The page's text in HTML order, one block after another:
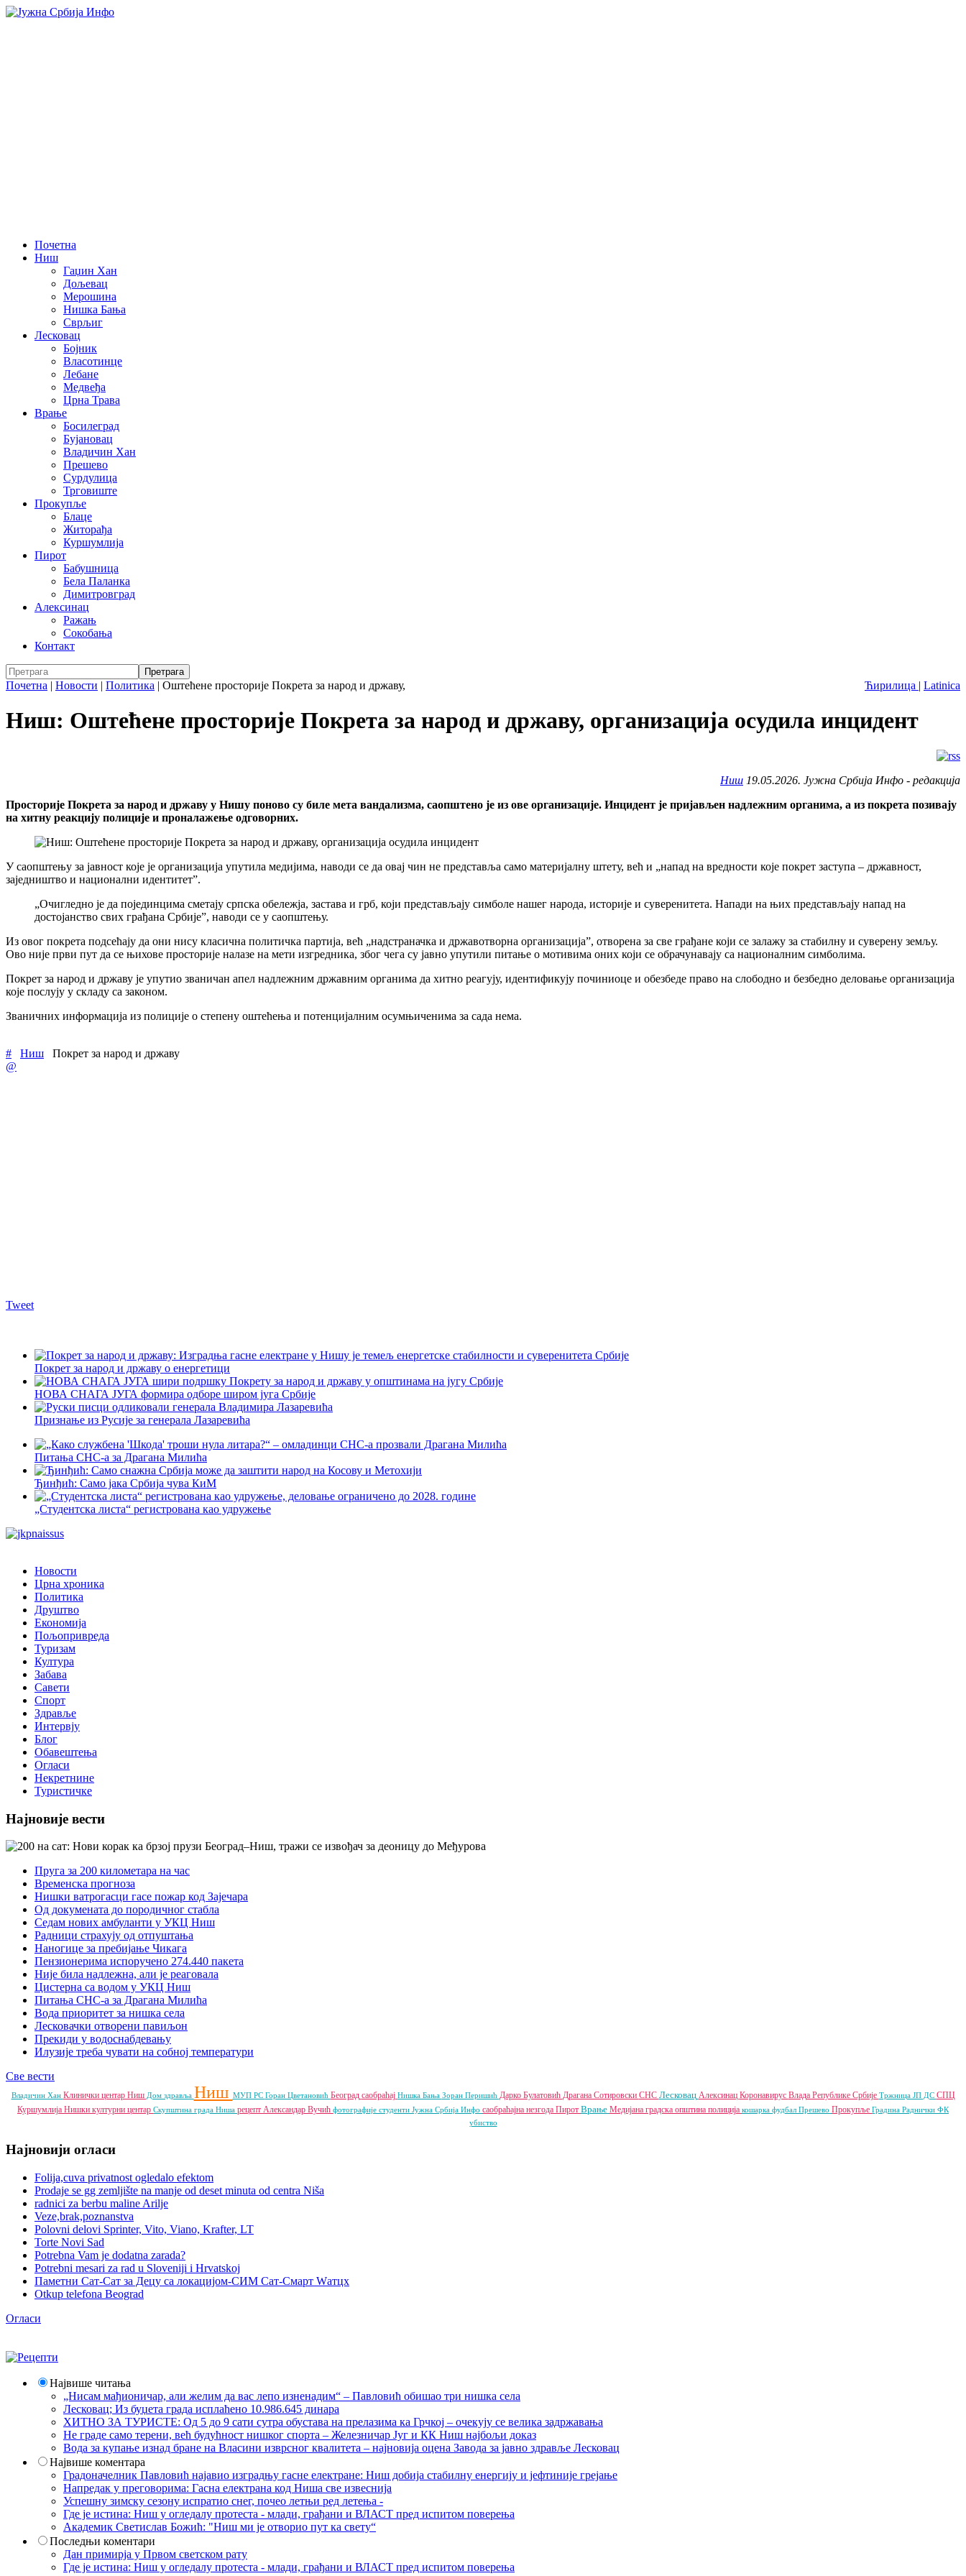
Почетна
Ниш
Гаџин Хан
Дољевац
Мерошина
Нишка Бања
Сврљиг
Лесковац
Бојник
Власотинце
Лебане
Медвеђа
Црна Трава
Врање
Босилеград
Бујановац
Владичин Хан
Прешево
Сурдулица
Трговиште
Прокупље
Блаце
Житорађа
Куршумлија
Пирот
Бабушница
Бела Паланка
Димитровград
Алексинац
Ражањ
Сокобања
Контакт
Ћирилица | Latinica
Почетна | Новости | Политика | Оштећене просторије Покрета за народ и државу,
Ниш: Оштећене просторије Покрета за народ и државу, организација осудила инцидент
Ниш 19.05.2026. Јужна Србија Инфо - редакција
Просторије Покрета за народ и државу у Нишу поново су биле мета вандализма, саопштено је из ове организације. Инцидент је пријављен надлежним органима, а из покрета позивају
на хитну реакцију полиције и проналажење одговорних.
У саопштењу за јавност које је организација упутила медијима, наводи се да овај чин не представља само материјалну штету, већ и „напад на вредности које покрет заступа – државност,
заједништво и национални идентитет”.
„Очигледно је да појединцима сметају српска обележја, застава и грб, који представљају симболе нашег народа, историје и суверенитета. Напади на њих представљају напад на
достојанство свих грађана Србије”, наводи се у саопштењу.
Из овог покрета подсећају да они нису класична политичка партија, већ „надстраначка и државотворна организација”, отворена за све грађане који се залажу за стабилну и суверену земљу.
Ово није први пут да се њихове просторије налазе на мети изгредника, због чега су јавно упутили питање о мотивима оних који се обрачунавају са националним симболима.
Покрет за народ и државу је упутио званичан апел надлежним државним органима да хитно реагују, идентификују починиоце и обезбеде право на слободно и безбедно деловање организација
које послују у складу са законом.
Званичних информација из полиције о степену оштећења и потенцијалним осумњиченима за сада нема.
# Ниш
Покрет за народ и државу
@
Tweet
Покрет за народ и државу о енергетици
НОВА СНАГА ЈУГА формира одборе широм југа Србије
Признање из Русије за генерала Лазаревића
Питања СНС-а за Драгана Милића
Ђинђић: Само јака Србија чува КиМ
„Студентска листа“ регистрована као удружење
Новости
Црна хроника
Политика
Друштво
Економија
Пољопривреда
Туризам
Култура
Забава
Савети
Спорт
Здравље
Интервју
Блог
Обавештења
Огласи
Некретнине
Туристичке
Најновије вести
Пруга за 200 километара на час
Временска прогноза
Нишки ватрогасци гасе пожар код Зајечара
Од докумената до породичног стабла
Седам нових амбуланти у УКЦ Ниш
Радници страхују од отпуштања
Наногице за пребијање Чикага
Пензионерима испоручено 274.440 пакета
Није била надлежна, али је реаговала
Цистерна са водом у УКЦ Ниш
Питања СНС-а за Драгана Милића
Вода приоритет за нишка села
Лесковачки отворени павиљон
Прекиди у водоснабдевању
Илузије треба чувати на собној температури
Све вести
Владичин Хан Клинички центар Ниш Дом здравља Ниш МУП РС Горан Цветановић Београд саобраћај Нишка Бања Зоран Перишић Дарко Булатовић Драгана Сотировски СНС Лесковац Алексинац Коронавирус Влада Републике Србије Тржница ЈП ДС СПЦ
Куршумлија Нишки културни центар Скупштина града Ниша рецепт Александар Вучић фотографије студенти Јужна Србија Инфо саобраћајна незгода Пирот Врање Медијана градска општина полиција кошарка фудбал Прешево Прокупље Градина Раднички ФК
убиство
Најновији огласи
Folija,cuva privatnost ogledalo efektom
Prodaje se gg zemljište na manje od deset minuta od centra Niša
radnici za berbu maline Arilje
Veze,brak,poznanstva
Polovni delovi Sprinter, Vito, Viano, Krafter, LT
Torte Novi Sad
Potrebna Vam je dodatna zarada?
Potrebni mesari za rad u Sloveniji i Hrvatskoj
Паметни Сат-Сат за Децу са локацијом-СИМ Сат-Смарт Wатцх
Otkup telefona Beograd
Огласи
Највише читања
„Нисам мађионичар, али желим да вас лепо изненадим“ – Павловић обишао три нишка села
Лесковац; Из буџета града исплаћено 10.986.645 динара
ХИТНО ЗА ТУРИСТЕ: Од 5 до 9 сати сутра обустава на прелазима ка Грчкој – очекују се велика задржавања
Не граде само терени, већ будућност нишког спорта – Железничар Југ и КК Ниш најбољи доказ
Вода за купање изнад бране на Власини изврсног квалитета – најновија оцена Завода за јавно здравље Лесковац
Највише коментара
Градоначелник Павловић најавио изградњу гасне електране: Ниш добија стабилну енергију и јефтиније грејање
Напредак у преговорима: Гасна електрана код Ниша све извеснија
Успешну зимску сезону испратио снег, почео летњи ред летења -
Где је истина: Ниш у огледалу протеста - млади, грађани и ВЛАСТ пред испитом поверења
Академик Светислав Божић: "Ниш ми је отворио пут ка свету“
Последњи коментари
Дан примирја у Првом светском рату
Где је истина: Ниш у огледалу протеста - млади, грађани и ВЛАСТ пред испитом поверења